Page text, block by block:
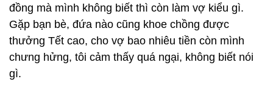
đồng mà mình không biết thì còn làm vợ kiểu gì.
Gặp bạn bè, đứa nào cũng khoe chồng được
thưởng Tết cao, cho vợ bao nhiêu tiền còn mình
chưng hửng, tôi cảm thấy quá ngại, không biết nói
gì.